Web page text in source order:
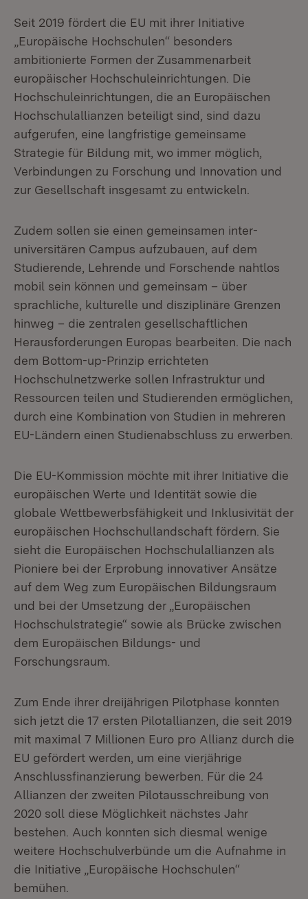
Seit 2019 fördert die EU mit ihrer Initiative
„Europäische Hochschulen“ besonders
ambitionierte Formen der Zusammenarbeit
europäischer Hochschuleinrichtungen. Die
Hochschuleinrichtungen, die an Europäischen
Hochschulallianzen beteiligt sind, sind dazu
aufgerufen, eine langfristige gemeinsame
Strategie für Bildung mit, wo immer möglich,
Verbindungen zu Forschung und Innovation und
zur Gesellschaft insgesamt zu entwickeln.
Zudem sollen sie einen gemeinsamen inter-
universitären Campus aufzubauen, auf dem
Studierende, Lehrende und Forschende nahtlos
mobil sein können und gemeinsam – über
sprachliche, kulturelle und disziplinäre Grenzen
hinweg – die zentralen gesellschaftlichen
Herausforderungen Europas bearbeiten. Die nach
dem Bottom-up-Prinzip errichteten
Hochschulnetzwerke sollen Infrastruktur und
Ressourcen teilen und Studierenden ermöglichen,
durch eine Kombination von Studien in mehreren
EU-Ländern einen Studienabschluss zu erwerben.
Die EU-Kommission möchte mit ihrer Initiative die
europäischen Werte und Identität sowie die
globale Wettbewerbsfähigkeit und Inklusivität der
europäischen Hochschullandschaft fördern. Sie
sieht die Europäischen Hochschulallianzen als
Pioniere bei der Erprobung innovativer Ansätze
auf dem Weg zum Europäischen Bildungsraum
und bei der Umsetzung der „Europäischen
Hochschulstrategie“ sowie als Brücke zwischen
dem Europäischen Bildungs- und
Forschungsraum.
Zum Ende ihrer dreijährigen Pilotphase konnten
sich jetzt die 17 ersten Pilotallianzen, die seit 2019
mit maximal 7 Millionen Euro pro Allianz durch die
EU gefördert werden, um eine vierjährige
Anschlussfinanzierung bewerben. Für die 24
Allianzen der zweiten Pilotausschreibung von
2020 soll diese Möglichkeit nächstes Jahr
bestehen. Auch konnten sich diesmal wenige
weitere Hochschulverbünde um die Aufnahme in
die Initiative „Europäische Hochschulen“
bemühen.